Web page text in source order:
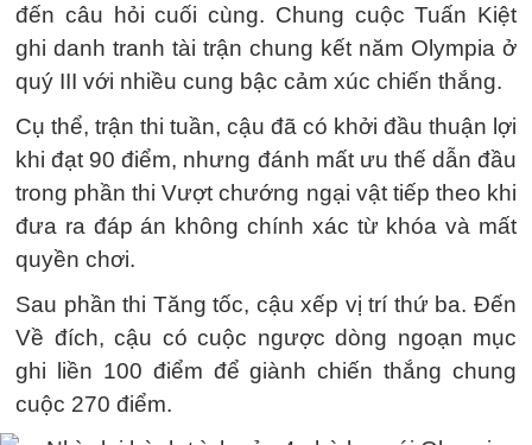
đến câu hỏi cuối cùng. Chung cuộc Tuấn Kiệt
ghi danh tranh tài trận chung kết năm Olympia ở
quý III với nhiều cung bậc cảm xúc chiến thắng.
Cụ thể, trận thi tuần, cậu đã có khởi đầu thuận lợi
khi đạt 90 điểm, nhưng đánh mất ưu thế dẫn đầu
trong phần thi Vượt chướng ngại vật tiếp theo khi
đưa ra đáp án không chính xác từ khóa và mất
quyền chơi.
Sau phần thi Tăng tốc, cậu xếp vị trí thứ ba. Đến
Về đích, cậu có cuộc ngược dòng ngoạn mục
ghi liền 100 điểm để giành chiến thắng chung
cuộc 270 điểm.